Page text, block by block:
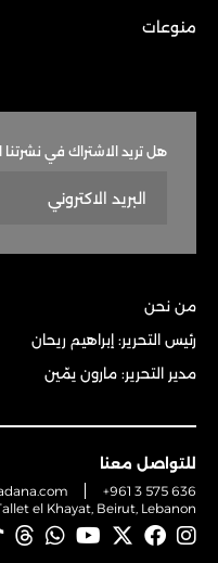
منوعات
هل تريد الاشتراك في نشرتنا
من نحن
رئيس التحرير: إبراهيم ريحان
مدير التحرير: مارون يمّين
للتواصل معنا
+961 3 575 636
el Khayat, Beirut, Lebanon